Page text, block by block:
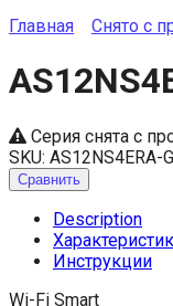
Главная Снято с
Серия снята с
SKU: AS12NS4ERA-G
Сравнить
Description
Инструкции
Wi-Fi Smart